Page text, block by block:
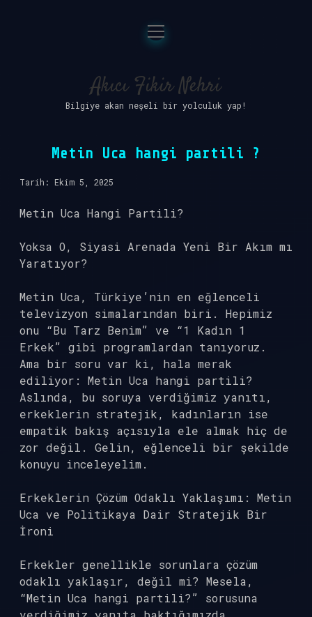
Anasayfa
Gizlilik Politikası
Yasal Uyarı
Hakkımızda
menüyü
aç
Akıcı Fikir Nehri
Bilgiye akan neşeli bir yolculuk yap!
Metin Uca hangi partili ?
Tarih: Ekim 5, 2025
Metin Uca Hangi Partili?
Yoksa O, Siyasi Arenada Yeni Bir Akım mı
Yaratıyor?
Metin Uca, Türkiye’nin en eğlenceli
televizyon simalarından biri. Hepimiz
onu “Bu Tarz Benim” ve “1 Kadın 1
Erkek” gibi programlardan tanıyoruz.
Ama bir soru var ki, hala merak
ediliyor: Metin Uca hangi partili?
Aslında, bu soruya verdiğimiz yanıtı,
erkeklerin stratejik, kadınların ise
empatik bakış açısıyla ele almak hiç de
zor değil. Gelin, eğlenceli bir şekilde
konuyu inceleyelim.
Erkeklerin Çözüm Odaklı Yaklaşımı: Metin
Uca ve Politikaya Dair Stratejik Bir
İroni
Erkekler genellikle sorunlara çözüm
odaklı yaklaşır, değil mi? Mesela,
“Metin Uca hangi partili?” sorusuna